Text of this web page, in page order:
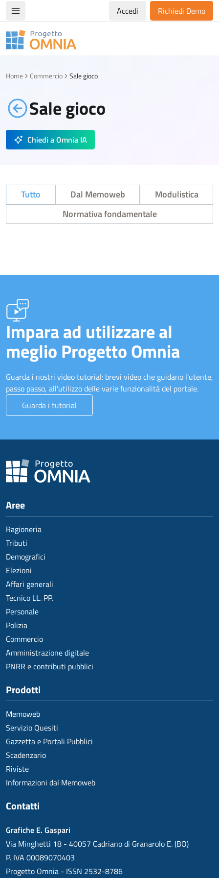
Apri/chiudi menù di navigazioneAccedi Richiedi Demo
Progetto Omnia
Home Commercio Sale gioco
Sale gioco
Chiedi a Omnia IA
Tutto Dal Memoweb
Modulistica
Normativa fondamentale
Impara ad utilizzare al
meglio Progetto Omnia
Guarda i nostri video tutorial: brevi video che guidano l'utente,
passo passo, all'utilizzo delle varie funzionalità del portale.
Guarda i tutorial
Aree
Ragioneria
Tributi
Demografici
Elezioni
Affari generali
Tecnico LL. PP.
Personale
Polizia
Commercio
Amministrazione digitale
PNRR e contributi pubblici
Prodotti
Memoweb
Servizio Quesiti
Gazzetta e Portali Pubblici
Scadenzario
Riviste
Informazioni dal Memoweb
Contatti
Grafiche E. Gaspari
Via Minghetti 18 - 40057 Cadriano di Granarolo E. (BO)
P. IVA 00089070403
Progetto Omnia - ISSN 2532-8786